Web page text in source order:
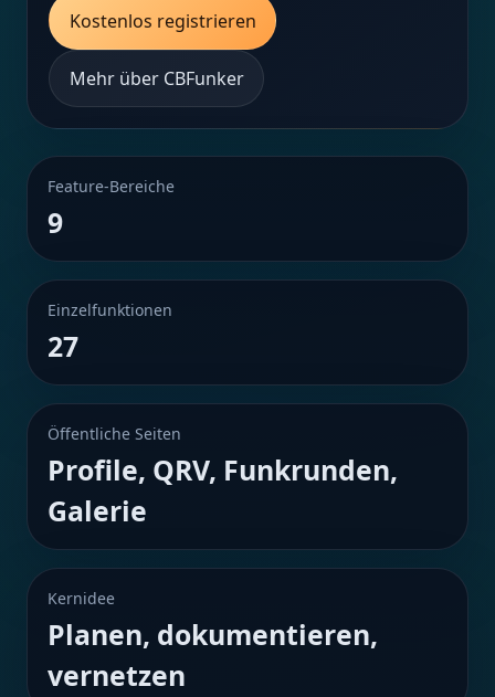
Kostenlos registrieren
Mehr über CBFunker
Feature-Bereiche
9
Einzelfunktionen
27
Öffentliche Seiten
Profile, QRV, Funkrunden,
Galerie
Kernidee
Planen, dokumentieren,
vernetzen